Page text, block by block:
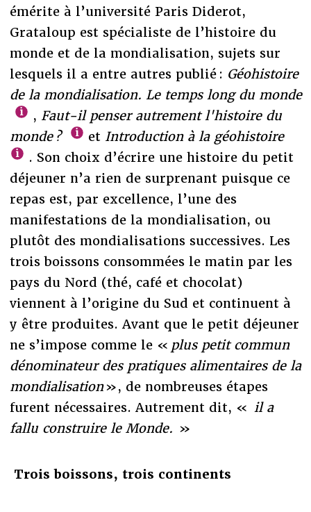
émérite à l’université Paris Diderot,
Grataloup est spécialiste de l’histoire du
monde et de la mondialisation, sujets sur
lesquels il a entre autres publié : Géohistoire
de la mondialisation. Le temps long du monde
, Faut-il penser autrement l'histoire du
monde ?
et Introduction à la géohistoire
. Son choix d’écrire une histoire du petit
déjeuner n’a rien de surprenant puisque ce
repas est, par excellence, l’une des
manifestations de la mondialisation, ou
plutôt des mondialisations successives. Les
trois boissons consommées le matin par les
pays du Nord (thé, café et chocolat)
viennent à l’origine du Sud et continuent à
y être produites. Avant que le petit déjeuner
ne s’impose comme le « plus petit commun
dénominateur des pratiques alimentaires de la
mondialisation», de nombreuses étapes
furent nécessaires. Autrement dit, « il a
fallu construire le Monde. »
Trois boissons, trois continents